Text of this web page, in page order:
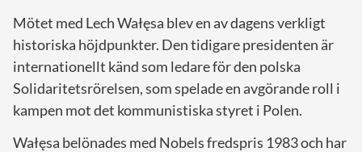
Mötet med Lech Wałęsa blev en av dagens verkligt
historiska höjdpunkter. Den tidigare presidenten är
internationellt känd som ledare för den polska
Solidaritetsrörelsen, som spelade en avgörande roll i
kampen mot det kommunistiska styret i Polen.
Wałęsa belönades med Nobels fredspris 1983 och har